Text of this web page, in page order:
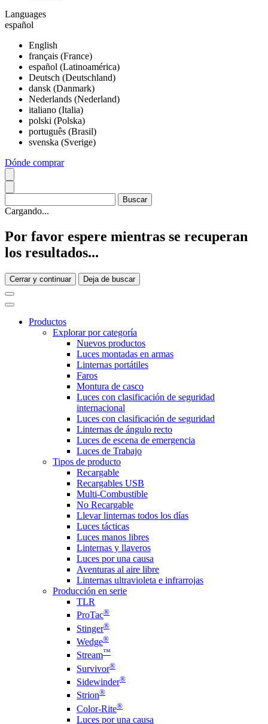
Languages
español
English
français (France)
español (Latinoamérica)
Deutsch (Deutschland)
dansk (Danmark)
Nederlands (Nederland)
italiano (Italia)
polski (Polska)
português (Brasil)
svenska (Sverige)
Dónde comprar
Cargando...
Por favor espere mientras se recuperan
los resultados...
Cerrar y continuar Deja de buscar
Productos
Explorar por categoría
Nuevos productos
Luces montadas en armas
Linternas portátiles
Faros
Montura de casco
Luces con clasificación de seguridad
internacional
Luces con clasificación de seguridad
Linternas de ángulo recto
Luces de escena de emergencia
Luces de Trabajo
Tipos de producto
Recargable
Recargables USB
Multi-Combustible
No Recargable
Llevar linternas todos los días
Luces tácticas
Luces manos libres
Linternas y llaveros
Luces por una causa
Aventuras al aire libre
Linternas ultravioleta e infrarrojas
Producción en serie
TLR
ProTac®
Stinger®
Wedge®
Stream™
Survivor®
Sidewinder®
Strion®
Color-Rite®
Luces por una causa